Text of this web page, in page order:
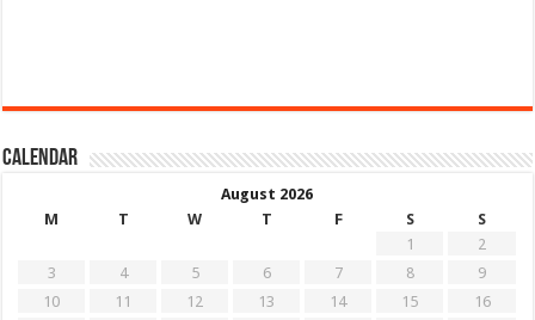
Calendar
August 2026
M
T W T F S
S
1
2
3
4 5 6 7 8
9
10
11 12 13 14 15
16